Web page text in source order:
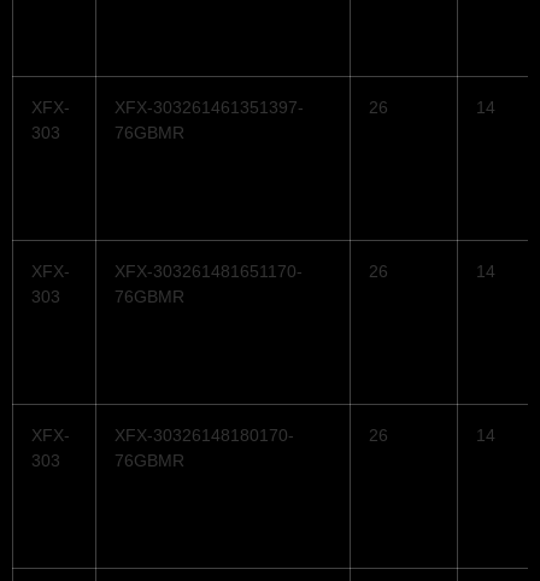
XFX-
303
XFX-303261461351397-
76GBMR
26 14
XFX-
303
XFX-303261481651170-
76GBMR
26 14
XFX-
303
XFX-30326148180170-
76GBMR
26 14